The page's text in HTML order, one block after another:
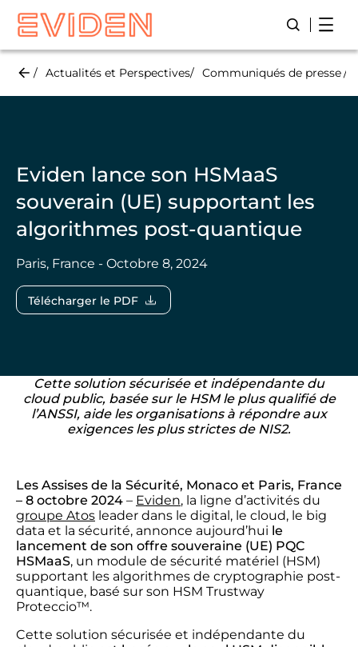
Skip
main
Lancer/
Actualités et Perspectives Communiqués de presse
Eviden lance son HSMaaS
souverain (UE) supportant les
algorithmes post-quantique
Paris, France - Octobre 8, 2024
Télécharger le PDF
Cette solution sécurisée et indépendante du
cloud public, basée sur le HSM le plus qualifié de
l’ANSSI, aide les organisations à répondre aux
exigences les plus strictes de NIS2.
Les Assises de la Sécurité, Monaco et Paris, France
– 8 octobre 2024 – Eviden, la ligne d’activités du
groupe Atos leader dans le digital, le cloud, le big
data et la sécurité, annonce aujourd’hui le
lancement de son offre souveraine (UE) PQC
HSMaaS, un module de sécurité matériel (HSM)
supportant les algorithmes de cryptographie post-
quantique, basé sur son HSM Trustway
Proteccio™.
Cette solution sécurisée et indépendante du